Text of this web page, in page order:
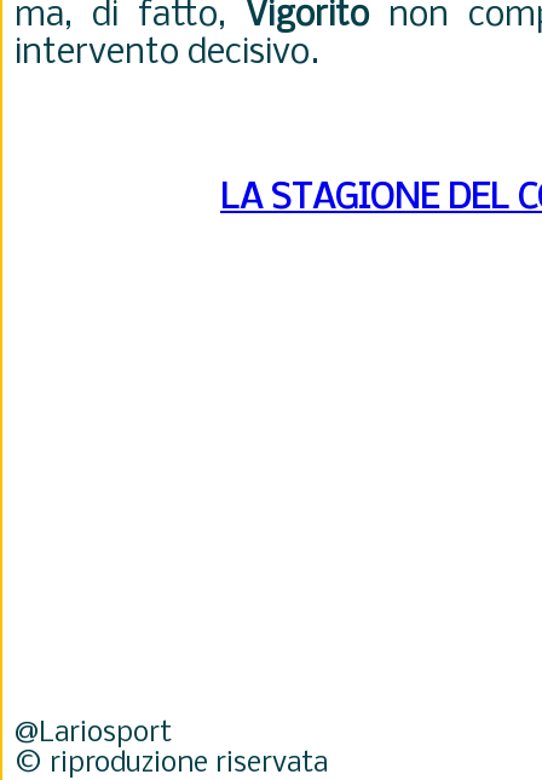
ma, di fatto, Vigorito non
intervento decisivo.
LA STAGIONE DEL
@Lariosport
© riproduzione riservata